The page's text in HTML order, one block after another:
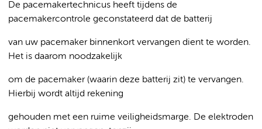
De pacemakertechnicus heeft tijdens de
pacemakercontrole geconstateerd dat de batterij
van uw pacemaker binnenkort vervangen dient te worden.
Het is daarom noodzakelijk
om de pacemaker (waarin deze batterij zit) te vervangen.
Hierbij wordt altijd rekening
gehouden met een ruime veiligheidsmarge. De elektroden